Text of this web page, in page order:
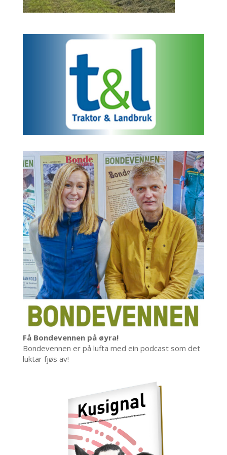
Få Bondevennen på øyra!
Bondevennen er på lufta med ein podcast som det
luktar fjøs av!